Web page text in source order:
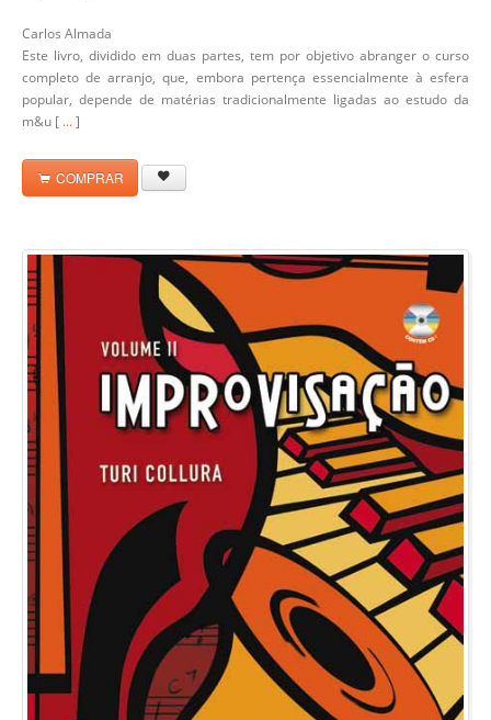
Carlos Almada
Este livro, dividido em duas partes, tem por objetivo abranger o curso
completo de arranjo, que, embora pertença essencialmente à esfera
popular, depende de matérias tradicionalmente ligadas ao estudo da
m&u [ ...]
COMPRAR